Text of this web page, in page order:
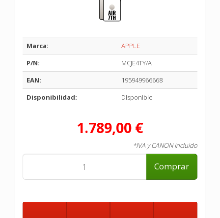
Marca:
APPLE
P/N:
MCJE4TY/A
EAN:
195949966668
Disponibilidad:
Disponible
1.789,00 €
*IVA y CANON Incluido
Comprar